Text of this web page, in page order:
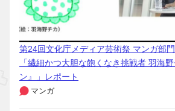
第24回文化庁メディア芸術祭 マンガ部
「繊細かつ大胆な飽くなき挑戦者 羽海
ン』」レポート
マンガ